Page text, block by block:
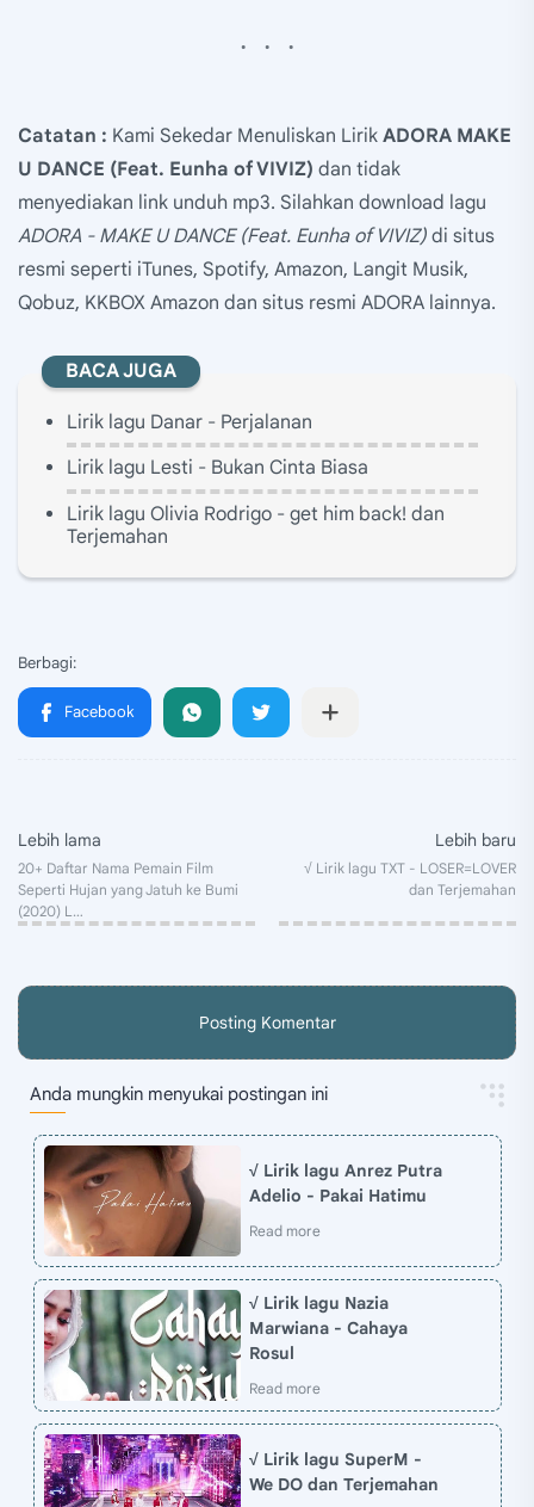
Catatan : Kami Sekedar Menuliskan Lirik ADORA MAKE
U DANCE (Feat. Eunha of VIVIZ) dan tidak
menyediakan link unduh mp3. Silahkan download lagu
ADORA - MAKE U DANCE (Feat. Eunha of VIVIZ) di situs
resmi seperti iTunes, Spotify, Amazon, Langit Musik,
Qobuz, KKBOX Amazon dan situs resmi ADORA lainnya.
BACA JUGA
Lirik lagu Danar - Perjalanan
Lirik lagu Lesti - Bukan Cinta Biasa
Lirik lagu Olivia Rodrigo - get him back! dan
Terjemahan
Posting Komentar
Anda mungkin menyukai postingan ini
√ Lirik lagu Anrez Putra
Adelio - Pakai Hatimu
√ Lirik lagu Nazia
Marwiana - Cahaya
Rosul
√ Lirik lagu SuperM -
We DO dan Terjemahan